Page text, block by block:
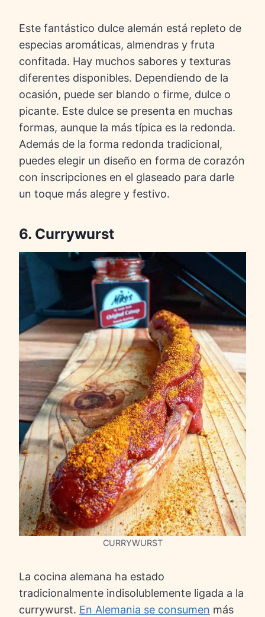
Este fantástico dulce alemán está repleto de
especias aromáticas, almendras y fruta
confitada. Hay muchos sabores y texturas
diferentes disponibles. Dependiendo de la
ocasión, puede ser blando o firme, dulce o
picante. Este dulce se presenta en muchas
formas, aunque la más típica es la redonda.
Además de la forma redonda tradicional,
puedes elegir un diseño en forma de corazón
con inscripciones en el glaseado para darle
un toque más alegre y festivo.
6. Currywurst
CURRYWURST
La cocina alemana ha estado
tradicionalmente indisolublemente ligada a la
currywurst. En Alemania se consumen más